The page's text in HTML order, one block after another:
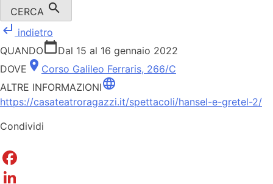
CERCA search
subdirectory_arrow_left indietro
QUANDOcalendar_todayDal 15 al 16 gennaio 2022
DOVE place Corso Galileo Ferraris, 266/C
ALTRE INFORMAZIONIlanguage
https://casateatroragazzi.it/spettacoli/hansel-e-gretel-2/
Condividi
Facebook